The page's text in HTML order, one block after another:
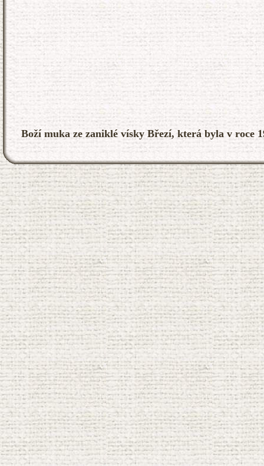
Boží muka ze zaniklé vísky Březí, která byla v roce